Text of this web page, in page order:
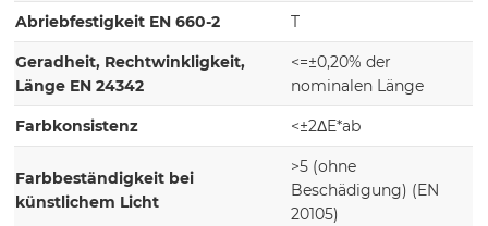
Abriebfestigkeit EN 660-2 T
Geradheit, Rechtwinkligkeit,
Länge EN 24342
<=±0,20% der
nominalen Länge
Farbkonsistenz <±2ΔE*ab
Farbbeständigkeit bei
künstlichem Licht
>5 (ohne
Beschädigung) (EN
20105)